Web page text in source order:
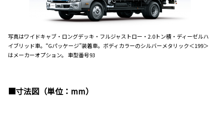
写真はワイドキャブ・ロングデッキ・フルジャストロー・2.0トン積・ディーゼルハ
イブリッド車。“Gパッケージ”装着車。ボディカラーのシルバーメタリック＜199＞
はメーカーオプション。 車型番号93
■寸法図（単位：mm）